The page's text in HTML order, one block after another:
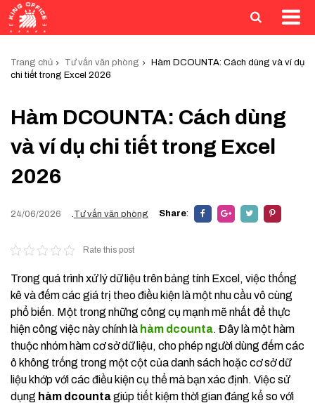
Trang chủ Tư vấn văn phòng
Hàm DCOUNTA: Cách dùng và ví dụ
chi tiết trong Excel 2026
Hàm DCOUNTA: Cách dùng
và ví dụ chi tiết trong Excel
2026
24/06/2026 Tư vấn văn phòng Share:
Rate this post
Trong quá trình xử lý dữ liệu trên bảng tính Excel, việc thống
kê và đếm các giá trị theo điều kiện là một nhu cầu vô cùng
phổ biến. Một trong những công cụ mạnh mẽ nhất để thực
hiện công việc này chính là hàm dcounta. Đây là một hàm
thuộc nhóm hàm cơ sở dữ liệu, cho phép người dùng đếm các
ô không trống trong một cột của danh sách hoặc cơ sở dữ
liệu khớp với các điều kiện cụ thể mà bạn xác định. Việc sử
dụng hàm dcountagiúp tiết kiệm thời gian đáng kể so với